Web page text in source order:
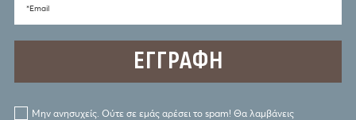
*Email
Μην ανησυχείς. Ούτε σε εμάς αρέσει το spam! Θα λαμβάνεις